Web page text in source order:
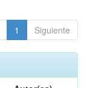
1 Siguiente